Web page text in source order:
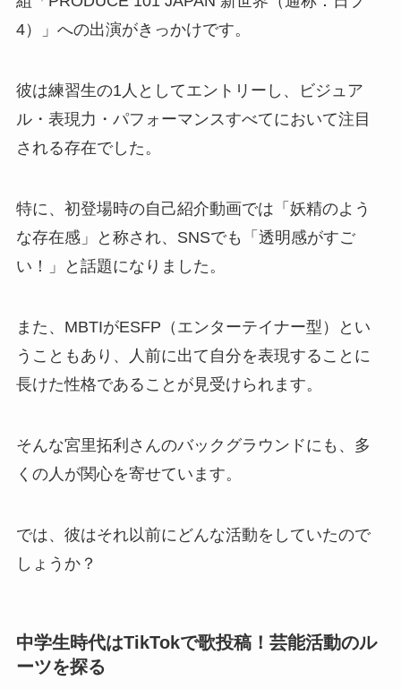
4）」への出演がきっかけです。
彼は練習生の1人としてエントリーし、ビジュア
ル・表現力・パフォーマンスすべてにおいて注目
される存在でした。
特に、初登場時の自己紹介動画では「妖精のよう
な存在感」と称され、SNSでも「透明感がすご
い！」と話題になりました。
また、MBTIがESFP（エンターテイナー型）とい
うこともあり、人前に出て自分を表現することに
長けた性格であることが見受けられます。
そんな宮里拓利さんのバックグラウンドにも、多
くの人が関心を寄せています。
では、彼はそれ以前にどんな活動をしていたので
しょうか？
中学生時代はTikTokで歌投稿！芸能活動のル
ーツを探る